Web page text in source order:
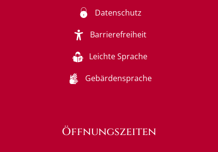
Datenschutz
Barrierefreiheit
Leichte Sprache
Gebärdensprache
Öffnungszeiten